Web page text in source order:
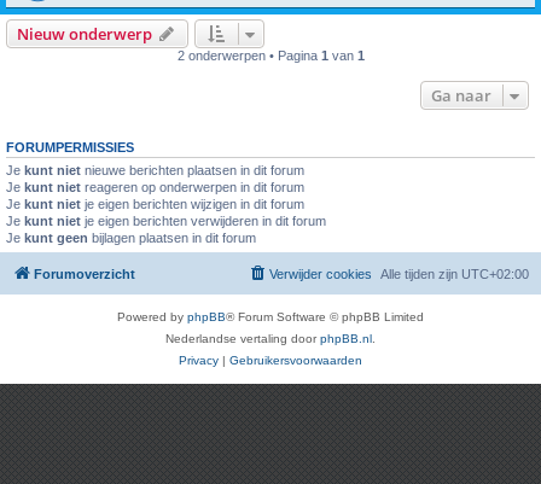
Nieuw onderwerp
2 onderwerpen • Pagina 1 van 1
Ga naar
FORUMPERMISSIES
Je kunt niet nieuwe berichten plaatsen in dit forum
Je kunt niet reageren op onderwerpen in dit forum
Je kunt niet je eigen berichten wijzigen in dit forum
Je kunt niet je eigen berichten verwijderen in dit forum
Je kunt geen bijlagen plaatsen in dit forum
Forumoverzicht Alle tijden zijn UTC+02:00
Verwijder cookies
Powered by phpBB® Forum Software © phpBB Limited
Nederlandse vertaling doorphpBB.nl
Privacy | Gebruikersvoorwaarden